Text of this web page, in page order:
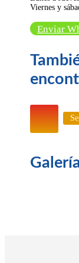
Viernes y
Enviar